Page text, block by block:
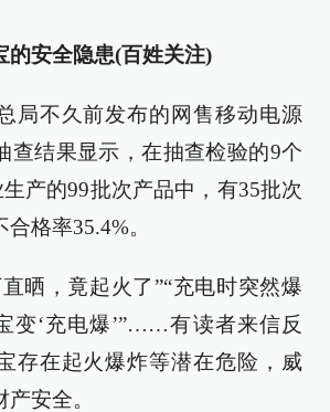
的安全隐患(百姓关注)
局不久前发布的网售移动电源
查结果显示，在抽查检验的9个
产的99批次产品中，有35批次
格率35.4%。
晒，竟起火了”“充电时突然爆
变‘充电爆’”……有读者来信反
存在起火爆炸等潜在危险，威
安全。